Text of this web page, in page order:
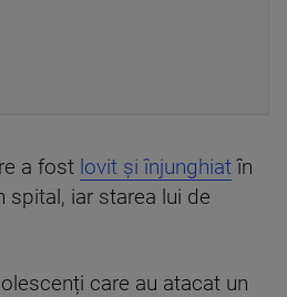
a fost lovit și înjunghiatîn
spital, iar starea lui de
care au atacat un